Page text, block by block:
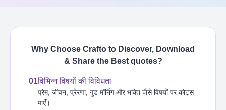
Why Choose Crafto to Discover, Download
& Share the Best quotes?
01विभिन्न विषयों की विविधता
प्रेम, जीवन, प्रेरणा, गुड मॉर्निंग और भक्ति जैसे विषयों पर कोट्स
पाएँ।